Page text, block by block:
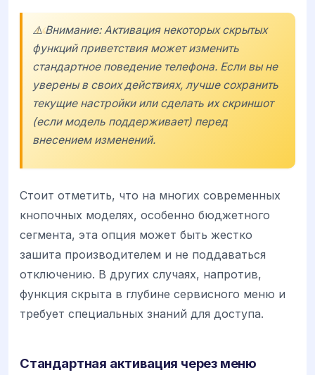
⚠️ Внимание: Активация некоторых скрытых
функций приветствия может изменить
стандартное поведение телефона. Если вы не
уверены в своих действиях, лучше сохранить
текущие настройки или сделать их скриншот
(если модель поддерживает) перед
внесением изменений.
Стоит отметить, что на многих современных
кнопочных моделях, особенно бюджетного
сегмента, эта опция может быть жестко
зашита производителем и не поддаваться
отключению. В других случаях, напротив,
функция скрыта в глубине сервисного меню и
требует специальных знаний для доступа.
Стандартная активация через меню